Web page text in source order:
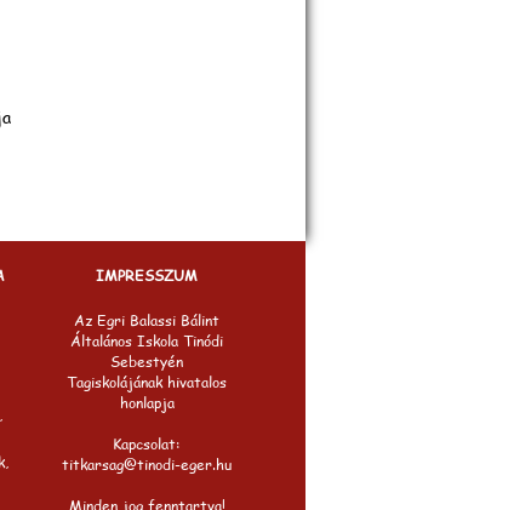
IMPRESSZUM
Az Egri Balassi Bálint
Általános Iskola Tinódi
Sebestyén
Tagiskolájának hivatalos
honlapja
Kapcsolat:
titkarsag@tinodi-eger.hu
Minden jog fenntartva!